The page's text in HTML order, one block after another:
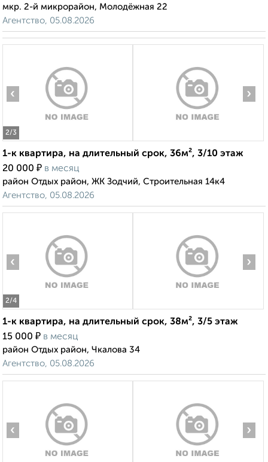
мкр. 2-й микрорайон, Молодёжная 22
Агентство, 05.08.2026
2/3
‹ ›
1-к квартира, на длительный срок, 36м², 3/10 этаж
20 000 ₽ в месяц
район Отдых район, ЖК Зодчий, Строительная 14к4
Агентство, 05.08.2026
2/4
‹ ›
1-к квартира, на длительный срок, 38м², 3/5 этаж
15 000 ₽ в месяц
район Отдых район, Чкалова 34
Агентство, 05.08.2026
‹ ›